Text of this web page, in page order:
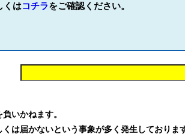
くはコチラをご確認ください。
いかねます。
は届かないという事象が多く発生しており